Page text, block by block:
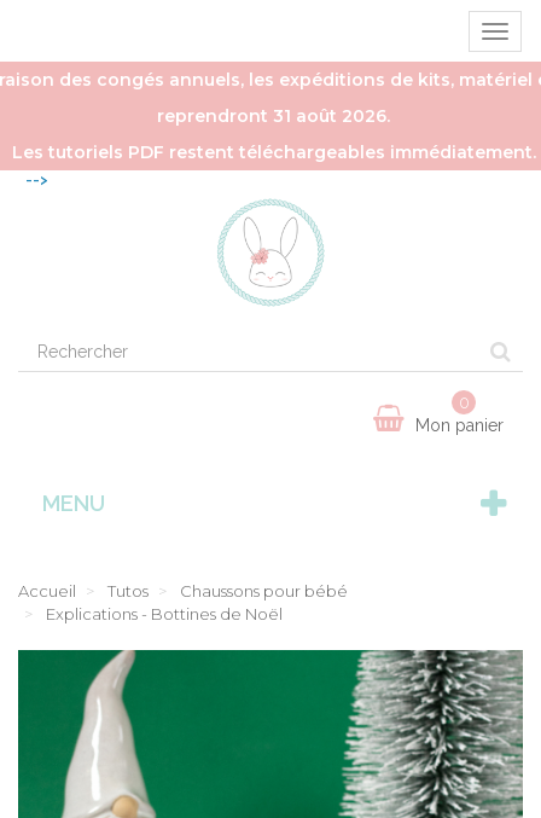
la
des congés annuels, les expéditions de kits, matériel
reprendront 31 août 2026.
Les tutoriels PDF restent téléchargeables immédiatement.
-->
Mon panier
0
MENU
Accueil Tutos
Chaussons pour bébé
Explications - Bottines de Noël